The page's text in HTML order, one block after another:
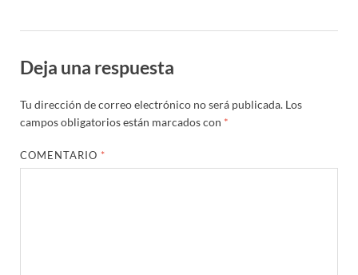
Deja una respuesta
Tu dirección de correo electrónico no será publicada. Los
campos obligatorios están marcados con *
COMENTARIO *